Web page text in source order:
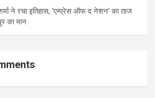
ने रचा इतिहास, ‘एम्प्रेस ऑफ द नेशन’ का ताज
का मान